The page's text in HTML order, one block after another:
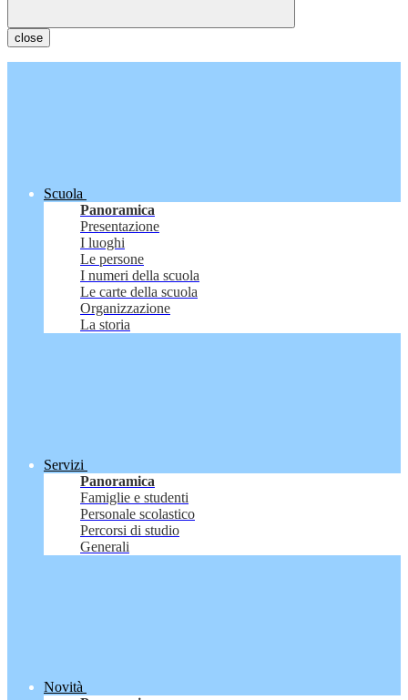
close
Scuola
Panoramica
Presentazione
I luoghi
Le persone
I numeri della scuola
Le carte della scuola
Organizzazione
La storia
Servizi
Panoramica
Famiglie e studenti
Personale scolastico
Percorsi di studio
Generali
Novità